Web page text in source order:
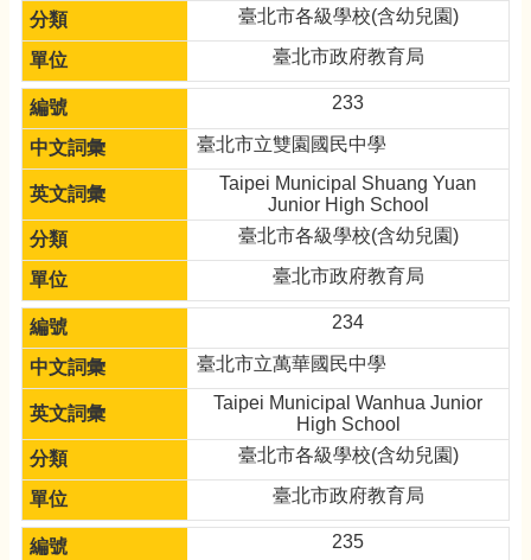
臺北市各級學校(含幼兒園)
臺北市政府教育局
233
臺北市立雙園國民中學
Taipei Municipal Shuang Yuan
Junior High School
臺北市各級學校(含幼兒園)
臺北市政府教育局
234
臺北市立萬華國民中學
Taipei Municipal Wanhua Junior
High School
臺北市各級學校(含幼兒園)
臺北市政府教育局
235